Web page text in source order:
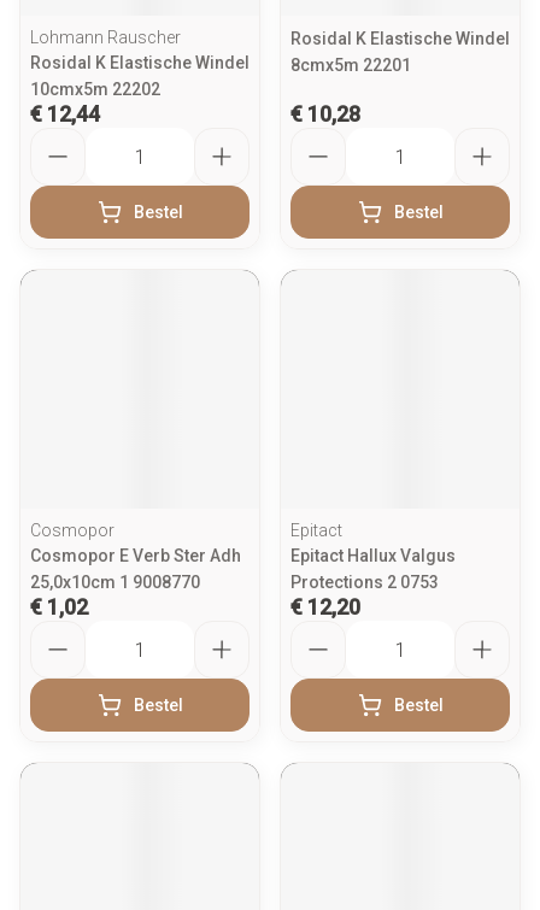
Lohmann Rauscher
Rosidal K Elastische Windel
10cmx5m 22202
€ 12,44
Bestel
Rosidal K Elastische Windel
8cmx5m 22201
€ 10,28
Bestel
Cosmopor
Cosmopor E Verb Ster Adh
25,0x10cm 1 9008770
€ 1,02
Bestel
Epitact
Epitact Hallux Valgus
Protections 2 0753
€ 12,20
Bestel